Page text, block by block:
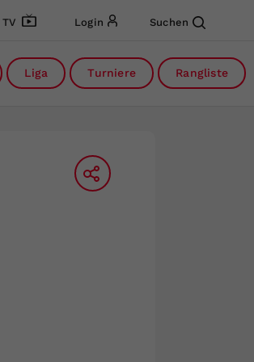
Login Suchen
Liga Turniere Rangliste
ÖTV